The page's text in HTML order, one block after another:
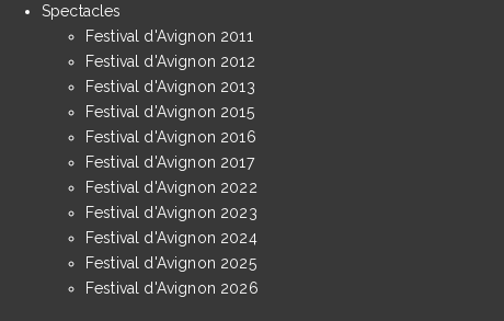
Spectacles
Festival d'Avignon 2011
Festival d'Avignon 2012
Festival d'Avignon 2013
Festival d'Avignon 2015
Festival d'Avignon 2016
Festival d'Avignon 2017
Festival d'Avignon 2022
Festival d'Avignon 2023
Festival d'Avignon 2024
Festival d'Avignon 2025
Festival d'Avignon 2026